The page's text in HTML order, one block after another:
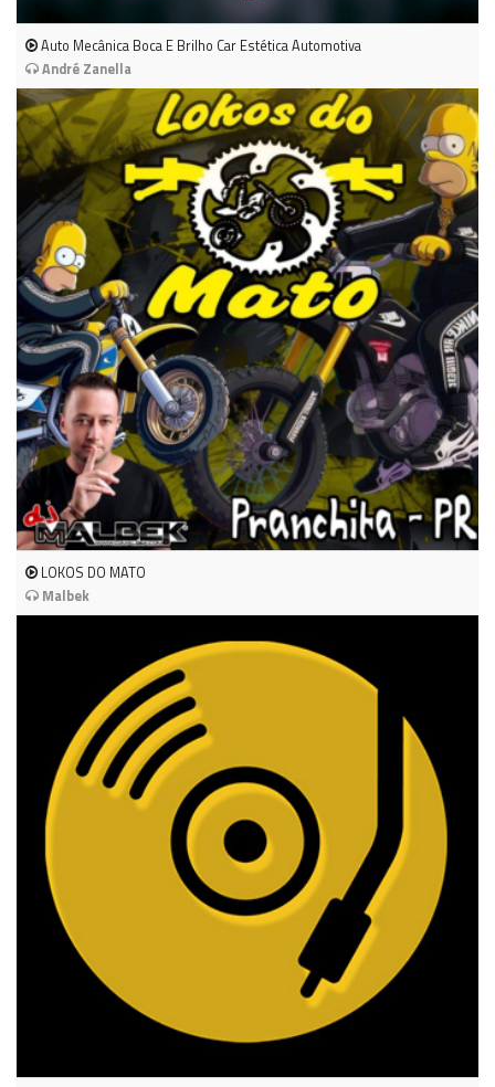
Auto Mecânica Boca E Brilho Car Estética Automotiva
André Zanella
LOKOS DO MATO
Malbek